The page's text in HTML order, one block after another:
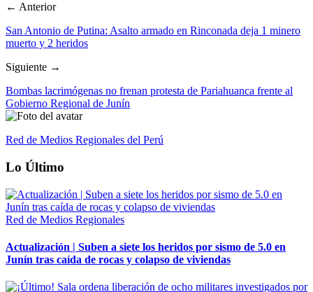
← Anterior
San Antonio de Putina: Asalto armado en Rinconada deja 1 minero
muerto y 2 heridos
Siguiente →
Bombas lacrimógenas no frenan protesta de Pariahuanca frente al
Gobierno Regional de Junín
Red de Medios Regionales del Perú
Lo Último
Red de Medios Regionales
Actualización | Suben a siete los heridos por sismo de 5.0 en
Junín tras caída de rocas y colapso de viviendas